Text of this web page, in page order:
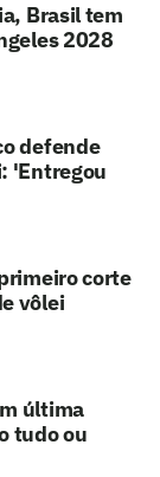
Brasil tem
2028
defende
'Entregou
corte
vôlei
última
tudo ou